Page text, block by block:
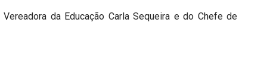
da Educação Carla Sequeira e do Chefe de